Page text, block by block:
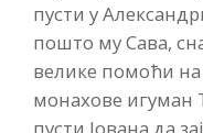
пусти у
пошто му Сава,
велике помоћи
монахове игуман